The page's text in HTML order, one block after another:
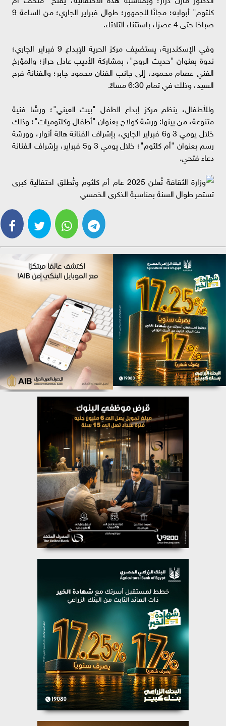
كلثوم" أبوابه؛ مجانًا للجمهور؛ طوال فبراير الجاري؛ من الساعة 9
صباحًا حتى 4 عصرًا، باستثناء الثلاثاء.
وفي الإسكندرية، يستضيف مركز الحرية للإبداع 9 فبراير الجاري؛
ندوة بعنوان "حديث الروح"، بمشاركة الأديب عادل حراز؛ والمؤرخ
الفني عصام محمود، إلى جانب الفنان محمود جابر؛ والفنانة فرح
السيد، وذلك في تمام 6:30 مساءً.
وللأطفال، ينظم مركز إبداع الطفل "بيت العيني"؛ ورشًا فنية
متنوعة، من بينها: ورشة كولاج بعنوان "أطفال وكلثوميات"؛ وذلك
خلال يومي 3 و6 فبراير الجاري، بإشراف الفنانة هالة أنوار، وورشة
رسم بعنوان "أم كلثوم"؛ خلال يومي 3 و5 فبراير، بإشراف الفنانة
دعاء فتحي.